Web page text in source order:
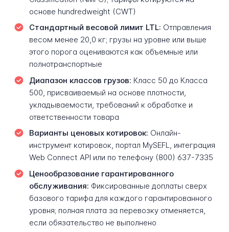
основе hundredweight (CWT)
Стандартный весовой лимит LTL: Отправления
весом менее 20,0 кг; грузы на уровне или выше
этого порога оцениваются как объемные или
полнотранспортные
Диапазон классов грузов: Класс 50 до Класса
500, присваиваемый на основе плотности,
укладываемости, требований к обработке и
ответственности товара
Варианты ценовых котировок: Онлайн-
инструмент котировок, портал MySEFL, интеграция
Web Connect API или по телефону (800) 637-7335
Ценообразование гарантированного
обслуживания: Фиксированные доплаты сверх
базового тарифа для каждого гарантированного
уровня; полная плата за перевозку отменяется,
если обязательство не выполнено